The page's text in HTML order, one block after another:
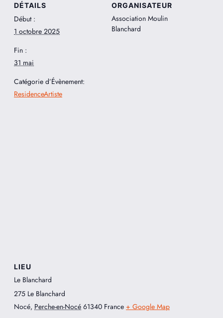
DÉTAILS
Début :
1 octobre 2025
Fin :
31 mai
Catégorie d’Évènement:
ResidenceArtiste
ORGANISATEUR
Association Moulin
Blanchard
LIEU
Le Blanchard
275 Le Blanchard
Nocé, Perche-en-Nocé 61340 France + Google Map